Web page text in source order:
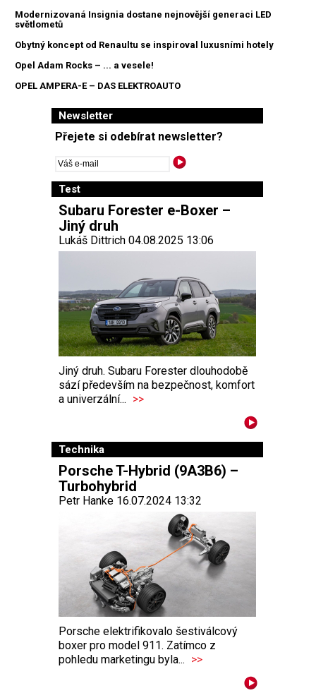
Modernizovaná Insignia dostane nejnovější generaci LED
světlometů
Obytný koncept od Renaultu se inspiroval luxusními hotely
Opel Adam Rocks – ... a vesele!
OPEL AMPERA-E – DAS ELEKTROAUTO
Newsletter
Přejete si odebírat newsletter?
Test
Subaru Forester e-Boxer –
Jiný druh
Lukáš Dittrich 04.08.2025 13:06
Jiný druh. Subaru Forester dlouhodobě
sází především na bezpečnost, komfort
a univerzální... >>
Technika
Porsche T-Hybrid (9A3B6) –
Turbohybrid
Petr Hanke 16.07.2024 13:32
Porsche elektrifikovalo šestiválcový
boxer pro model 911. Zatímco z
pohledu marketingu byla... >>